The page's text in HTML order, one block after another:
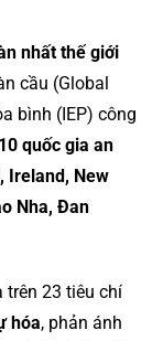
nhất thế giới
cầu (Global
bình (IEP) công
quốc gia an
Ireland, New
Nha, Đan
trên 23 tiêu chí
hóa, phản ánh